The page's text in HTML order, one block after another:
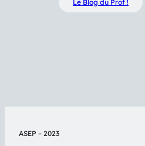
Le Blog du Prof !
ASEP – 2023